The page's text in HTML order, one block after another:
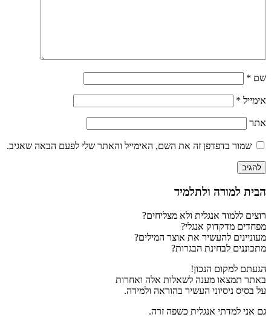
שם *
אימייל *
אתר
שמור בדפדפן זה את השם, האימייל והאתר שלי לפעם הבאה שאגיב.
הבית למורה ולתלמיד
רוצים ללמוד אנגלית ולא מצליחים?
מפחדים מדקדוק אנגלי?
מעוניינים להעשיר את אוצר המילים?
מתכוננים לבחינת הבגרות?
הגעתם למקום הנכון!
באתר תמצאו מענה לשאלות אלה ואחרות
על בסיס ניסיוני העשיר בהוראה ולמידה.
גם אני למדתי אנגלית כשפה זרה.